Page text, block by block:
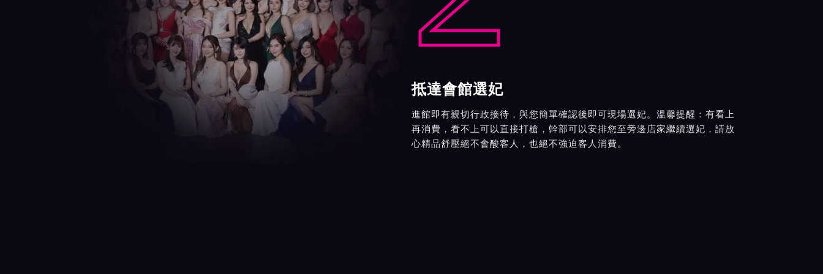
抵達會館選妃
進館即有親切行政接待，與您簡單確認後即可現場選妃。溫馨提醒：有看上
再消費，看不上可以直接打槍，幹部可以安排您至旁邊店家繼續選妃，請放
心精品舒壓絕不會酸客人，也絕不強迫客人消費。